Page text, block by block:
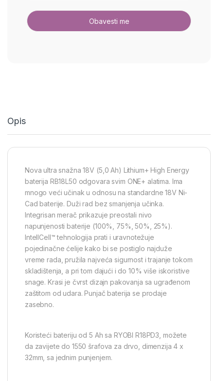
Opis
Nova ultra snažna 18V (5,0 Ah) Lithium+ High Energy
baterija RB18L50 odgovara svim ONE+ alatima. Ima
mnogo veći učinak u odnosu na standardne 18V Ni-
Cad baterije. Duži rad bez smanjenja učinka.
Integrisan merač prikazuje preostali nivo
napunjenosti baterije (100%, 75%, 50%, 25%).
IntellCell™ tehnologija prati i uravnotežuje
pojedinačne ćelije kako bi se postiglo najduže
vreme rada, pružila najveća sigurnost i trajanje tokom
skladištenja, a pri tom dajući i do 10% više iskoristive
snage. Krasi je čvrst dizajn pakovanja sa ugrađenom
zaštitom od udara. Punjač baterija se prodaje
zasebno.
Koristeći bateriju od 5 Ah sa RYOBI R18PD3, možete
da zavijete do 1550 šrafova za drvo, dimenzija 4 x
32mm, sa jednim punjenjem.